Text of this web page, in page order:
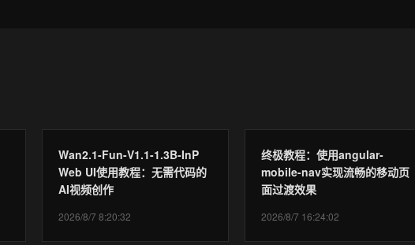
Wan2.1-Fun-V1.1-1.3B-InP
Web UI使用教程：无需代码的
AI视频创作
2026/8/7 8:20:32
终极教程：使用angular-
mobile-nav实现流畅的移动页
面过渡效果
2026/8/7 16:24:02